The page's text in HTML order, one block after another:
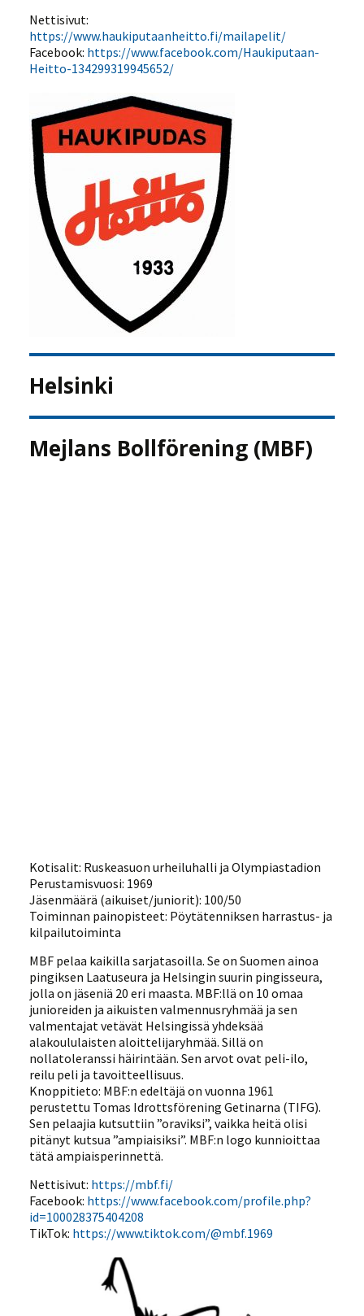
Nettisivut:
https://www.haukiputaanheitto.fi/mailapelit/
Facebook: https://www.facebook.com/Haukiputaan-
Heitto-134299319945652/
Helsinki
Mejlans Bollförening (MBF)
Kotisalit: Ruskeasuon urheiluhalli ja Olympiastadion
Perustamisvuosi: 1969
Jäsenmäärä (aikuiset/juniorit): 100/50
Toiminnan painopisteet: Pöytätenniksen harrastus- ja
kilpailutoiminta
MBF pelaa kaikilla sarjatasoilla. Se on Suomen ainoa
pingiksen Laatuseura ja Helsingin suurin pingisseura,
jolla on jäseniä 20 eri maasta. MBF:llä on 10 omaa
junioreiden ja aikuisten valmennusryhmää ja sen
valmentajat vetävät Helsingissä yhdeksää
alakoululaisten aloittelijaryhmää. Sillä on
nollatoleranssi häirintään. Sen arvot ovat peli-ilo,
reilu peli ja tavoitteellisuus.
Knoppitieto: MBF:n edeltäjä on vuonna 1961
perustettu Tomas Idrottsförening Getinarna (TIFG).
Sen pelaajia kutsuttiin ”oraviksi”, vaikka heitä olisi
pitänyt kutsua ”ampiaisiksi”. MBF:n logo kunnioittaa
tätä ampiaisperinnettä.
Nettisivut: https://mbf.fi/
Facebook: https://www.facebook.com/profile.php?
id=100028375404208
TikTok: https://www.tiktok.com/@mbf.1969